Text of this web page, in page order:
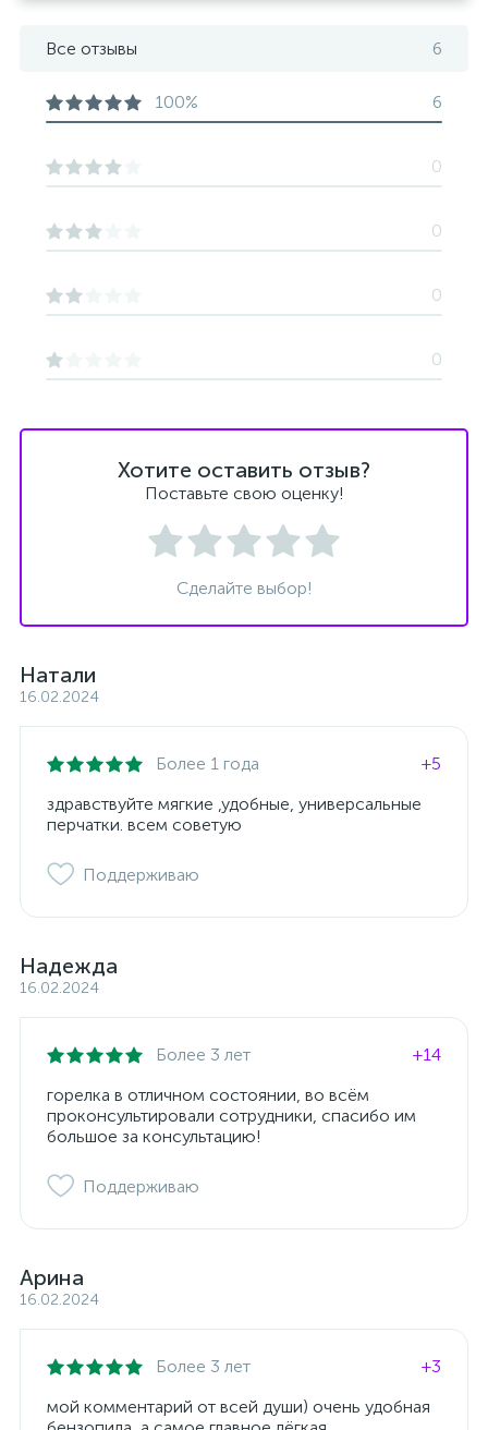
Хотите оставить отзыв?
Поставьте свою оценку!
Сделайте выбор!
Натали
16.02.2024
Более 1 года
+5
здравствуйте мягкие ,удобные, универсальные
перчатки. всем советую
Поддерживаю
Надежда
16.02.2024
Более 3 лет
+14
горелка в отличном состоянии, во всём
проконсультировали сотрудники, спасибо им
большое за консультацию!
Поддерживаю
Арина
16.02.2024
Более 3 лет
+3
мой комментарий от всей души) очень удобная
Все отзывы 6
100% 6
0
0
0
0